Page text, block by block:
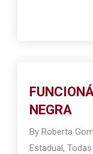
NEGRA
ByRoberta
Estadual,Todas